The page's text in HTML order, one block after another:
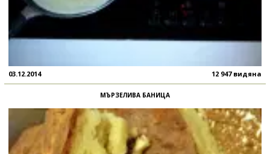
03.12.2014 12 947 видяна
МЪРЗЕЛИВА БАНИЦА